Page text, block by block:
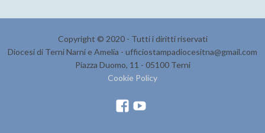
Copyright © 2020 - Tutti i diritti riservati
Diocesi di Terni Narni e Amelia - ufficiostampadiocesitna@gmail.com
Piazza Duomo, 11 - 05100 Terni
Cookie Policy
F Y